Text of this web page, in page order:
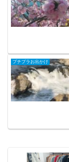
プチプラお出かけ